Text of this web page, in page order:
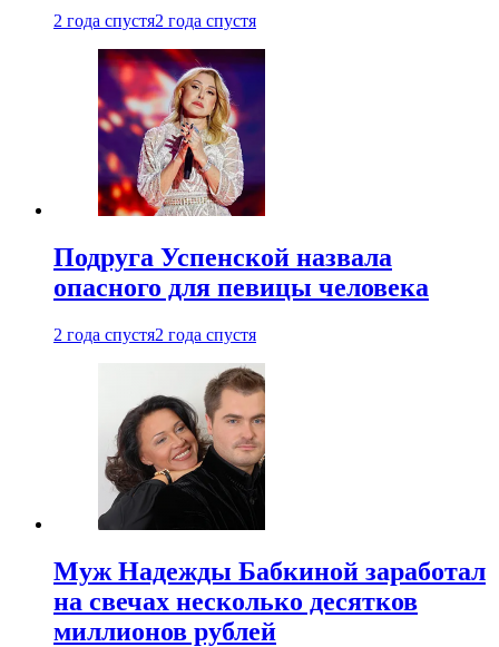
2 года спустя2 года спустя
Подруга Успенской назвала
опасного для певицы человека
2 года спустя2 года спустя
Муж Надежды Бабкиной заработал
на свечах несколько десятков
миллионов рублей